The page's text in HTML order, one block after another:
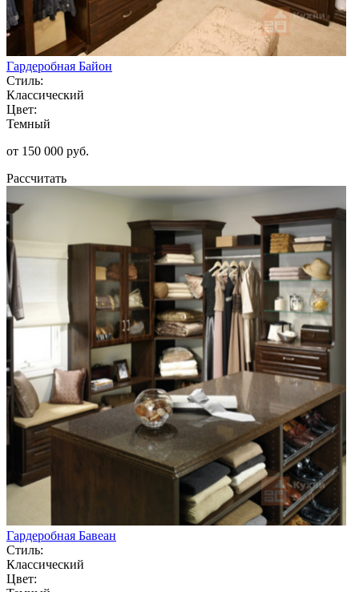
Гардеробная Байон
Стиль:
Классический
Цвет:
Темный
от 150 000 руб.
Рассчитать
Гардеробная Бавеан
Стиль:
Классический
Цвет: